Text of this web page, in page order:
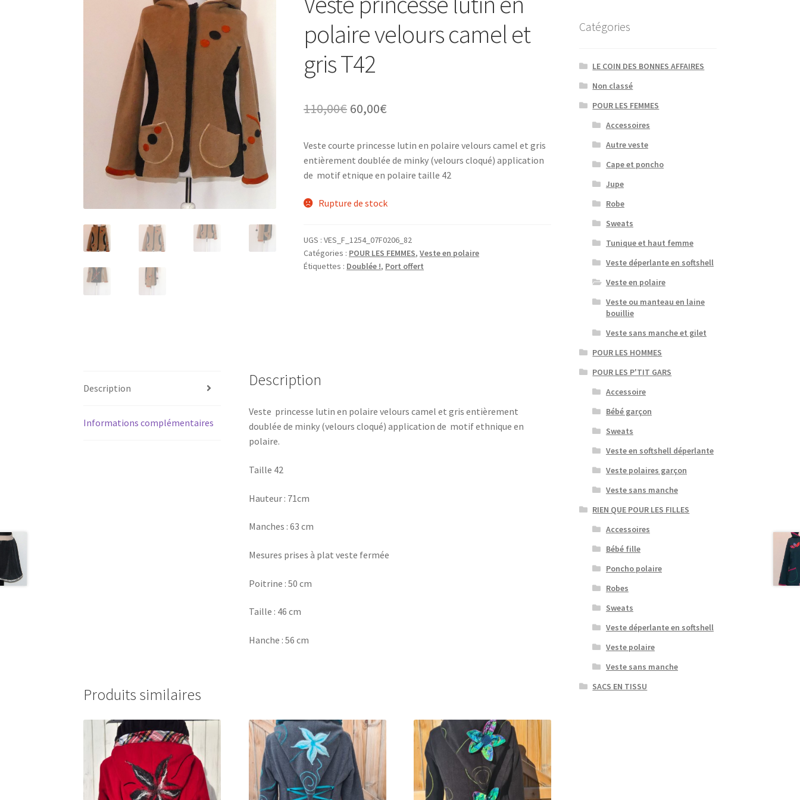
polaire velours camel et
gris T42
110,00€ Le
initial
était :
60,00€
actuel
est :
Veste courte princesse lutin en polaire velours camel et gris
entièrement doublée de minky (velours cloqué) application
de motif etnique en polaire taille 42
Rupture de stock
UGS :VES_F_1254_07F0206_82
Catégories : POUR LES FEMMES,Veste en polaire
Étiquettes : Doublée !, Port offert
Description
Informations complémentaires
Description
Veste princesse lutin en polaire velours camel et gris entièrement
doublée de minky (velours cloqué) application de motif ethnique en
polaire.
Taille 42
Hauteur : 71cm
Manches : 63 cm
Mesures prises à plat veste fermée
Poitrine : 50 cm
Taille : 46 cm
Hanche : 56 cm
Produits similaires
Catégories
LE COIN DES BONNES AFFAIRES
Non classé
POUR LES FEMMES
Accessoires
Autre veste
Cape et poncho
Jupe
Robe
Sweats
Tunique et haut femme
Veste déperlante en softshell
Veste en polaire
Veste ou manteau en laine
bouillie
Veste sans manche et gilet
POUR LES HOMMES
POUR LES P'TIT GARS
Accessoire
Bébé garçon
Sweats
Veste en softshell déperlante
Veste polaires garçon
Veste sans manche
RIEN QUE POUR LES FILLES
Accessoires
Bébé fille
Poncho polaire
Robes
Sweats
Veste déperlante en softshell
Veste polaire
Veste sans manche
SACS EN TISSU